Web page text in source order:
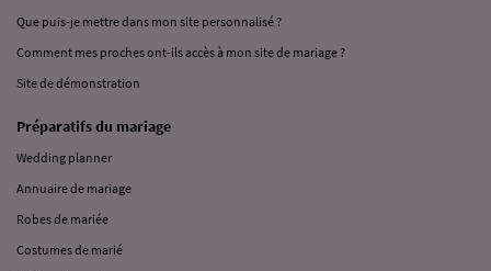
Que puis-je mettre dans mon site personnalisé ?
Comment mes proches ont-ils accès à mon site de mariage ?
Site de démonstration
Préparatifs du mariage
Wedding planner
Annuaire de mariage
Robes de mariée
Costumes de marié